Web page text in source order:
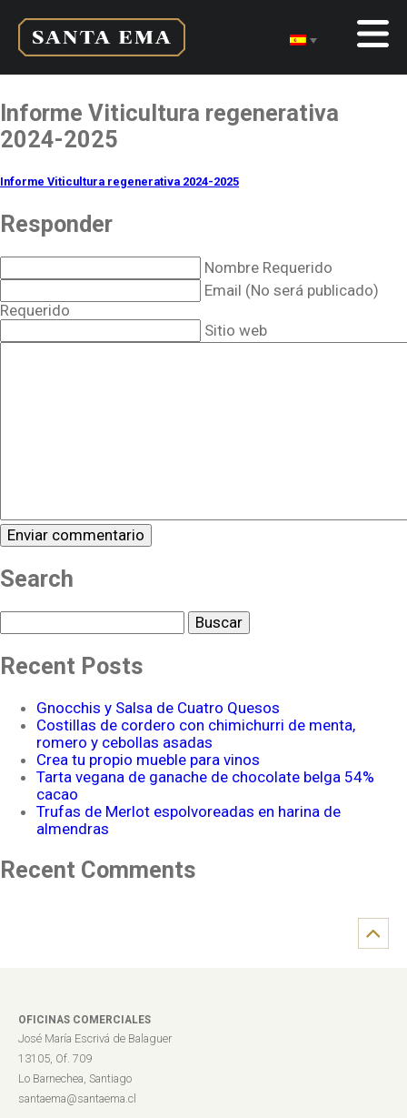
Informe Viticultura regenerativa
2024-2025
Informe Viticultura regenerativa 2024-2025
Responder
Nombre Requerido
Email (No será publicado)
Requerido
Sitio web
Search
Recent Posts
Gnocchis y Salsa de Cuatro Quesos
Costillas de cordero con chimichurri de menta,
romero y cebollas asadas
Crea tu propio mueble para vinos
Tarta vegana de ganache de chocolate belga 54%
cacao
Trufas de Merlot espolvoreadas en harina de
almendras
Recent Comments
OFICINAS COMERCIALES
José María Escrivá de Balaguer
13105, Of. 709
Lo Barnechea, Santiago
santaema@santaema.cl